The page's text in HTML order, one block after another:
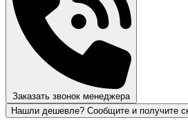
Заказать звонок менеджера
Нашли дешевле? Сообщите и получите